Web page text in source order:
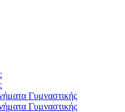
Γυμναστικής
Γυμναστικής